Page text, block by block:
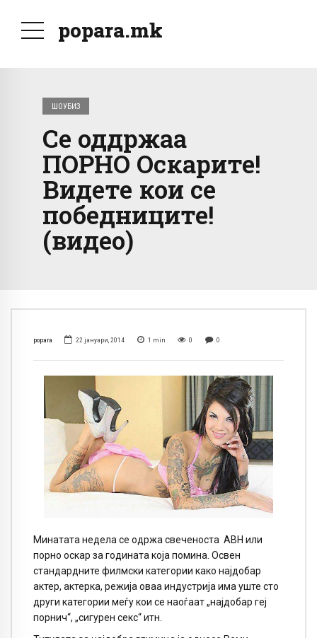
popara.mk
ШОУБИЗ
Се оддржаа
ПОРНО Оскарите!
Видете кои се
победниците!
(видео)
popara 22 јануари, 2014 1 min 0 0
Минатата недела се одржа свеченоста АВН или
порно оскар за годината која помина. Освен
стандардните филмски категории како најдобар
актер, актерка, режија оваа индустрија има уште сто
други категории меѓу кои се наоѓаат „најдобар геј
порнич“, „сигурен секс“ итн.